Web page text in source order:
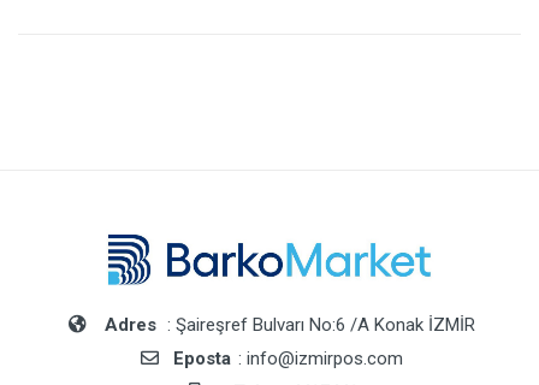
Adres : Şaireşref Bulvarı No:6 /A Konak İZMİR
Eposta : info@izmirpos.com